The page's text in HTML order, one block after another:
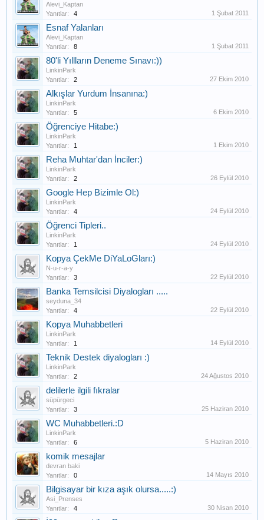
Alevi_Kaptan
Yanıtlar:
4 1 Şubat 2011
Esnaf Yalanları
Alevi_Kaptan
Yanıtlar:
8 1 Şubat 2011
80'li Yıllların Deneme Sınavı:))
LinkinPark
Yanıtlar:
2 27 Ekim 2010
Alkışlar Yurdum İnsanına:)
LinkinPark
Yanıtlar:
5 6 Ekim 2010
Öğrenciye Hitabe:)
LinkinPark
Yanıtlar:
1 1 Ekim 2010
Reha Muhtar'dan İnciler:)
LinkinPark
Yanıtlar:
2 26 Eylül 2010
Google Hep Bizimle Ol:)
LinkinPark
Yanıtlar:
4 24 Eylül 2010
Öğrenci Tipleri..
LinkinPark
Yanıtlar:
1 24 Eylül 2010
Kopya ÇekMe DiYaLoGları:)
N-u-r-a-y
Yanıtlar:
3 22 Eylül 2010
Banka Temsilcisi Diyalogları .....
seyduna_34
Yanıtlar:
4 22 Eylül 2010
Kopya Muhabbetleri
LinkinPark
Yanıtlar:
1 14 Eylül 2010
Teknik Destek diyalogları :)
LinkinPark
Yanıtlar:
2 24 Ağustos 2010
delilerle ilgili fıkralar
süpürgeci
Yanıtlar:
3 25 Haziran 2010
WC Muhabbetleri.:D
LinkinPark
Yanıtlar:
6 5 Haziran 2010
komik mesajlar
devran baki
Yanıtlar:
0 14 Mayıs 2010
Bilgisayar bir kıza aşık olursa.....:)
Asi_Prenses
Yanıtlar:
4 30 Nisan 2010